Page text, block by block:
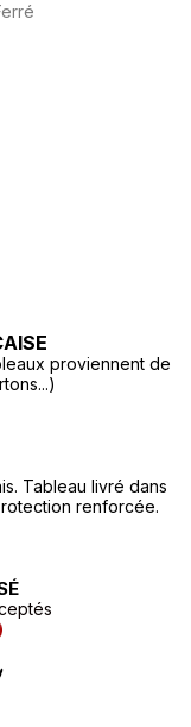
proviennent de
Tableau livré dans
renforcée.